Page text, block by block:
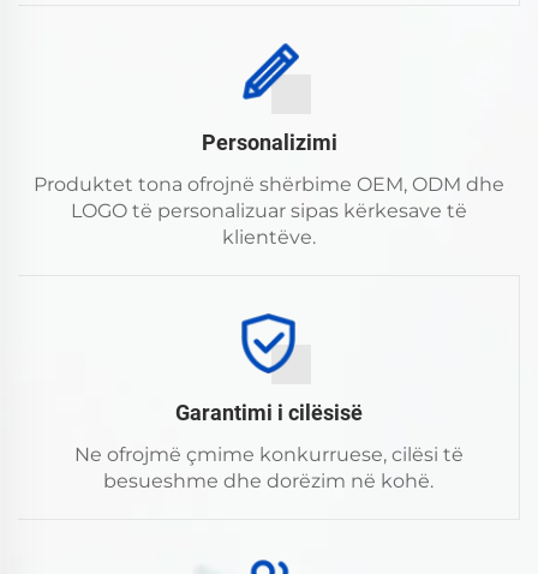
Personalizimi
Produktet tona ofrojnë shërbime OEM, ODM dhe
LOGO të personalizuar sipas kërkesave të
klientëve.
Garantimi i cilësisë
Ne ofrojmë çmime konkurruese, cilësi të
besueshme dhe dorëzim në kohë.